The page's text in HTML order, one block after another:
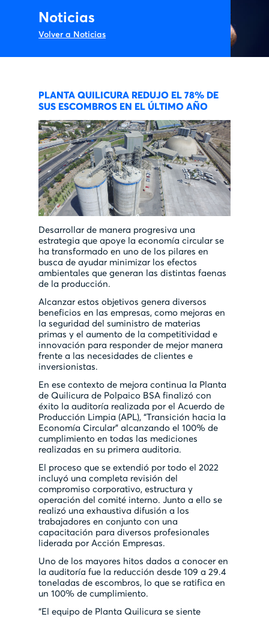
Noticias
Volver a Noticias
PLANTA QUILICURA REDUJO EL 78% DE
SUS ESCOMBROS EN EL ÚLTIMO AÑO
Desarrollar de manera progresiva una
estrategia que apoye la economía circular se
ha transformado en uno de los pilares en
busca de ayudar minimizar los efectos
ambientales que generan las distintas faenas
de la producción.
Alcanzar estos objetivos genera diversos
beneficios en las empresas, como mejoras en
la seguridad del suministro de materias
primas y el aumento de la competitividad e
innovación para responder de mejor manera
frente a las necesidades de clientes e
inversionistas.
En ese contexto de mejora continua la Planta
de Quilicura de Polpaico BSA finalizó con
éxito la auditoría realizada por el Acuerdo de
Producción Limpia (APL), “Transición hacia la
Economía Circular” alcanzando el 100% de
cumplimiento en todas las mediciones
realizadas en su primera auditoria.
El proceso que se extendió por todo el 2022
incluyó una completa revisión del
compromiso corporativo, estructura y
operación del comité interno. Junto a ello se
realizó una exhaustiva difusión a los
trabajadores en conjunto con una
capacitación para diversos profesionales
liderada por Acción Empresas.
Uno de los mayores hitos dados a conocer en
la auditoría fue la reducción desde 109 a 29.4
toneladas de escombros, lo que se ratifica en
un 100% de cumplimiento.
“El equipo de Planta Quilicura se siente